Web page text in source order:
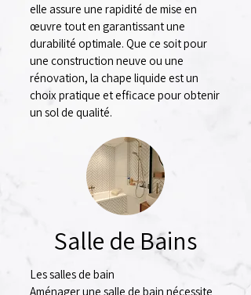
elle assure une rapidité de mise en
œuvre tout en garantissant une
durabilité optimale. Que ce soit pour
une construction neuve ou une
rénovation, la chape liquide est un
choix pratique et efficace pour obtenir
un sol de qualité.
Salle de Bains
Les salles de bain
Aménager une salle de bain nécessite